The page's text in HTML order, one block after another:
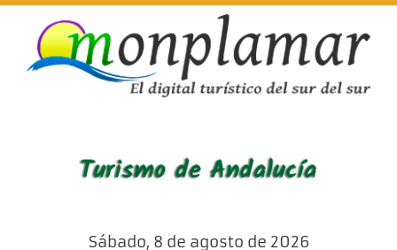
Skip
content
Sábado, 8 de agosto de 2026